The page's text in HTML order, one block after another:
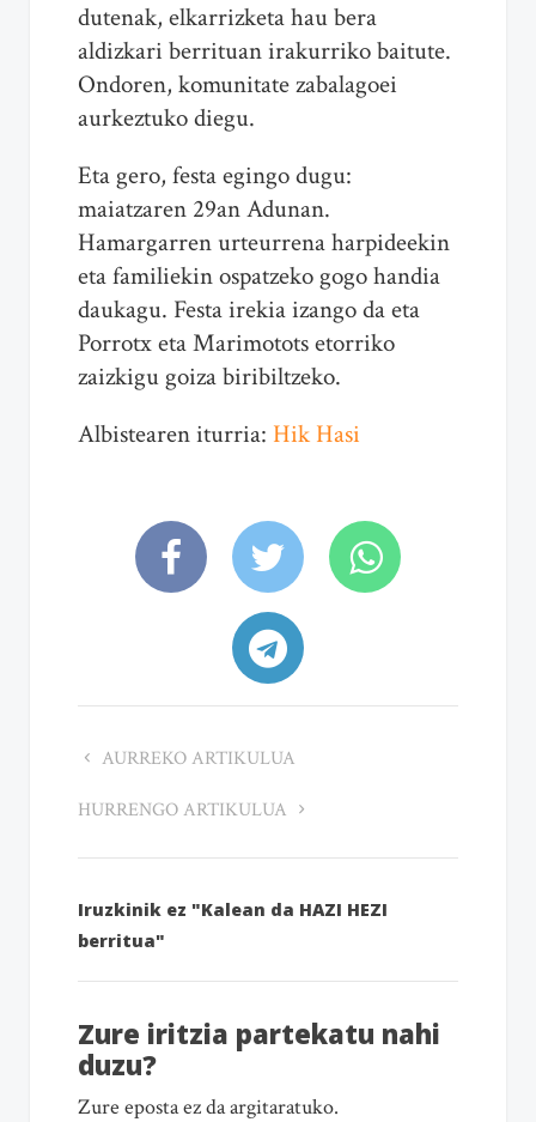
dutenak, elkarrizketa hau bera
aldizkari berrituan irakurriko baitute.
Ondoren, komunitate zabalagoei
aurkeztuko diegu.
Eta gero, festa egingo dugu:
maiatzaren 29an Adunan.
Hamargarren urteurrena harpideekin
eta familiekin ospatzeko gogo handia
daukagu. Festa irekia izango da eta
Porrotx eta Marimotots etorriko
zaizkigu goiza biribiltzeko.
Albistearen iturria: Hik Hasi
AURREKO ARTIKULUA
HURRENGO ARTIKULUA
Iruzkinik ez "Kalean da HAZI HEZI
berritua"
Zure iritzia partekatu nahi
duzu?
Zure eposta ez da argitaratuko.